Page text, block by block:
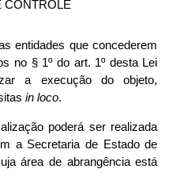
CONTROLE
entidades que concederem
no § 1º do art. 1º desta Lei
a execução do objeto,
in loco.
poderá ser realizada
a Secretaria de Estado de
área de abrangência está